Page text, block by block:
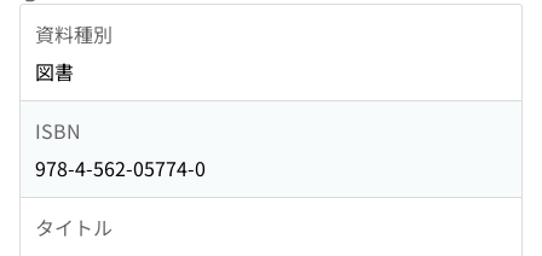
資料種別
図書
ISBN
978-4-562-05774-0
タイトル